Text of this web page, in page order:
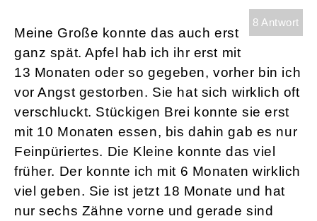
8 Antwort
Meine Große konnte das auch erst
ganz spät. Apfel hab ich ihr erst mit
13 Monaten oder so gegeben, vorher bin ich
vor Angst gestorben. Sie hat sich wirklich oft
verschluckt. Stückigen Brei konnte sie erst
mit 10 Monaten essen, bis dahin gab es nur
Feinpüriertes. Die Kleine konnte das viel
früher. Der konnte ich mit 6 Monaten wirklich
viel geben. Sie ist jetzt 18 Monate und hat
nur sechs Zähne vorne und gerade sind